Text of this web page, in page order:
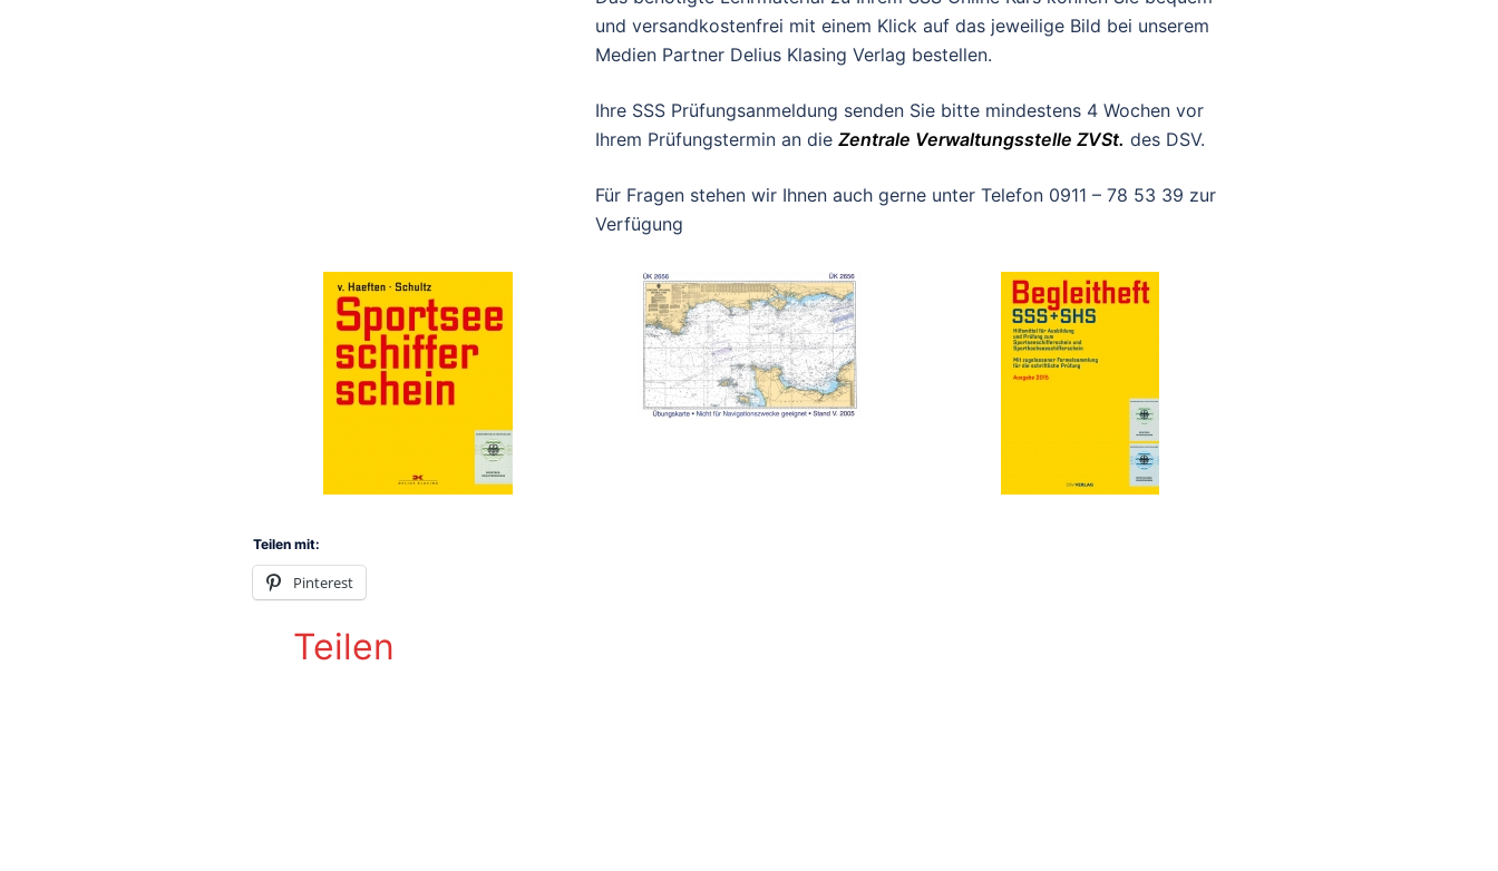
und versandkostenfrei mit einem Klick auf das jeweilige Bild bei unserem
Medien Partner Delius Klasing Verlag bestellen.
Ihre SSS Prüfungsanmeldung senden Sie bitte mindestens 4 Wochen vor
Ihrem Prüfungstermin an die Zentrale Verwaltungsstelle ZVSt. des DSV.
Für Fragen stehen wir Ihnen auch gerne unter Telefon 0911 – 78 53 39 zur
Verfügung
Teilen mit:
Pinterest
Teilen